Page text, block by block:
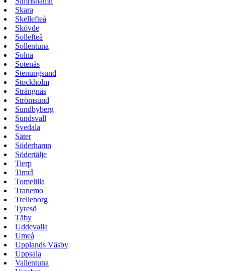
Skara
Skellefteå
Skövde
Sollefteå
Sollentuna
Solna
Sotenäs
Stenungsund
Stockholm
Strängnäs
Strömsund
Sundbyberg
Sundsvall
Svedala
Säter
Söderhamn
Södertälje
Tierp
Timrå
Tomelilla
Tranemo
Trelleborg
Tyresö
Täby
Uddevalla
Umeå
Upplands Väsby
Uppsala
Vallentuna